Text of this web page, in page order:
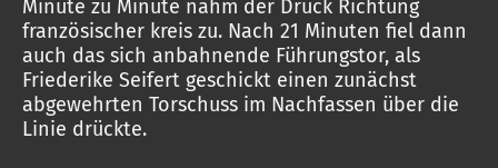
Minute zu Minute nahm der Druck Richtung
französischer kreis zu. Nach 21 Minuten fiel dann
auch das sich anbahnende Führungstor, als
Friederike Seifert geschickt einen zunächst
abgewehrten Torschuss im Nachfassen über die
Linie drückte.